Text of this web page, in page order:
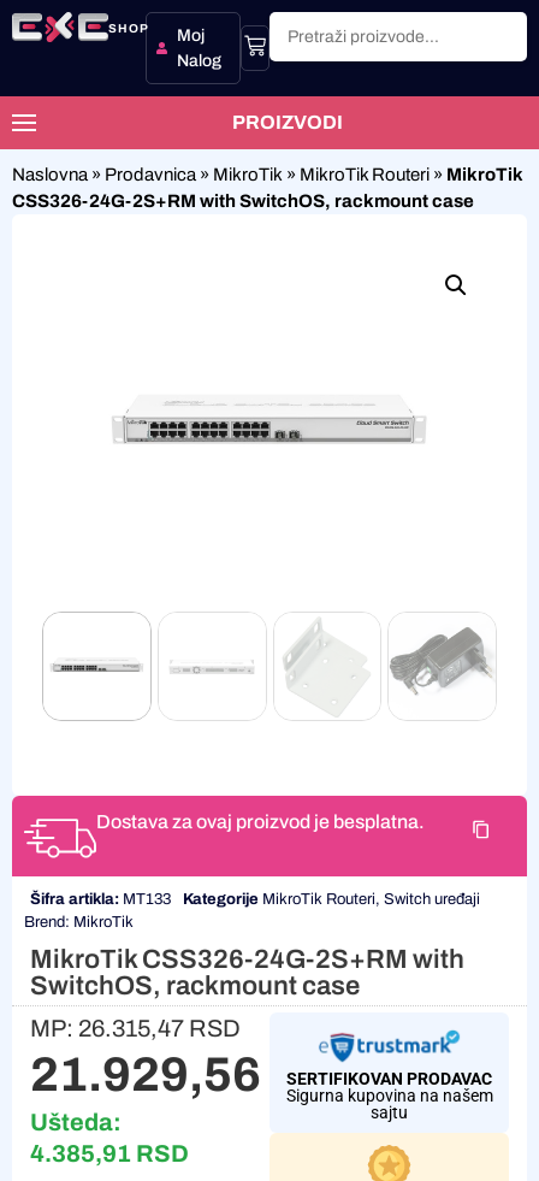
SHOP
Moj
Nalog
PROIZVODI
Naslovna » Prodavnica » MikroTik » MikroTik Routeri » MikroTik
CSS326-24G-2S+RM with SwitchOS, rackmount case
Dostava za ovaj proizvod je besplatna.
Šifra artikla: MT133 Kategorije MikroTik Routeri, Switch uređaji
Brend: MikroTik
MikroTik CSS326-24G-2S+RM with
SwitchOS, rackmount case
MP: 26.315,47 RSD
21.929,56 RSD
Ušteda:
4.385,91 RSD
SERTIFIKOVAN PRODAVAC
Sigurna kupovina na našem
sajtu